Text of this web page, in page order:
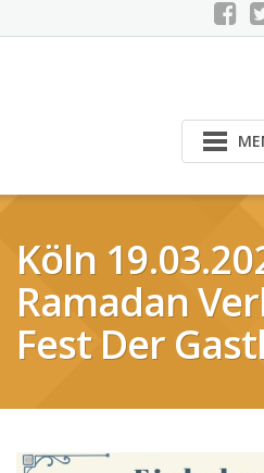
Köln
Ramadan
Fest Der